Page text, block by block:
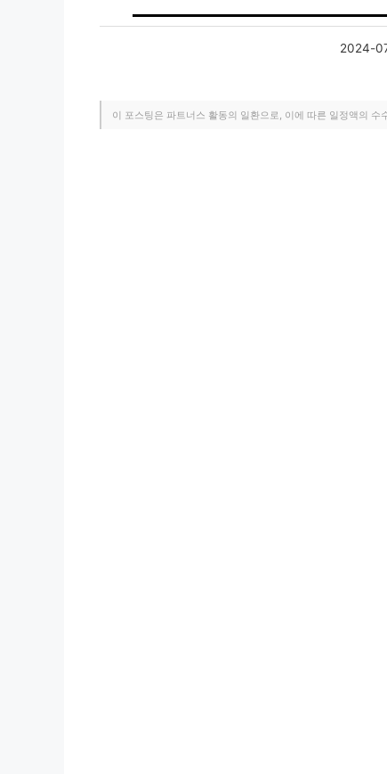
2024-
이 포스팅은 파트너스 활동의 일환으로, 이에 따른 일정액의 수